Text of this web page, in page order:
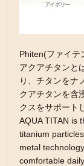
Phiten(ファイテ
アクアチタンと
り、チタンをナ
クアチタンを含
クスをサポート
AQUA TITAN is
titanium
metal
comfortable